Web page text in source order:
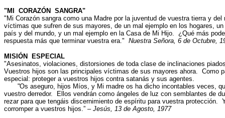
"MI CORAZÓN SANGRA"
"Mi Corazón sangra como una Madre por la juventud de vuestra tierra y
víctimas que sufren de sus mayores, de un mal ejemplo en los hogares,
país y del mundo, y un mal ejemplo en la Casa de Mi Hijo. ¿Qué más
respuesta más que terminar vuestra era." Nuestra Señora, 6 de Octubre,
MISIÓN ESPECIAL
"Asesinatos, violaciones, distorsiones de toda clase de inclinaciones
Vuestros hijos son las principales víctimas de sus mayores ahora. Como
especial: proteger a vuestros hijos contra satanás y sus agentes.
"Os aseguro, hijos Míos, y Mi madre os ha dicho incontables veces,
vuestro derredor. Ellos vendrán como ángeles de luz con semblantes de
rezar para que tengáis discernimiento de espíritu para vuestra protección.
corromper a vuestros hijos.” – Jesús, 13 de Agosto, 1977